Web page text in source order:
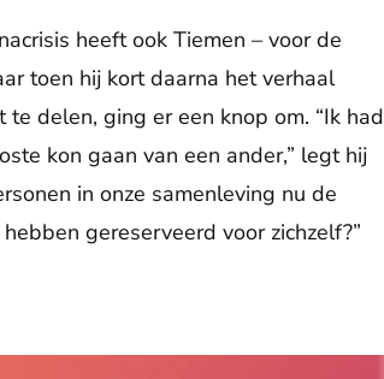
heeft ook Tiemen – voor de
toen hij kort daarna het verhaal
delen, ging er een knop om. “Ik had
kon gaan van een ander,” legt hij
in onze samenleving nu de
gereserveerd voor zichzelf?”